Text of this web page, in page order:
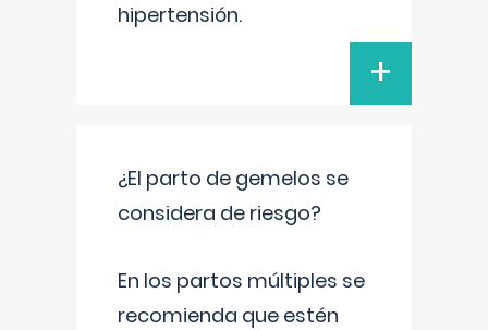
hipertensión.
+
¿El parto de gemelos se
considera de riesgo?
En los partos múltiples se
recomienda que estén